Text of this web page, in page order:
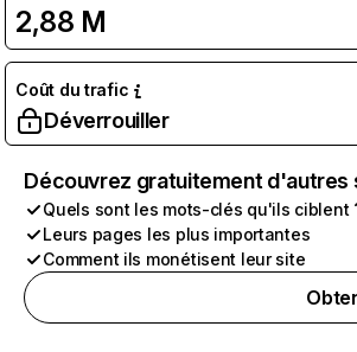
2,88 M
Coût du trafic
Déverrouiller
Découvrez gratuitement
Quels sont les mots-clés qu'ils ciblent
Leurs pages les plus importantes
Comment ils monétisent leur site